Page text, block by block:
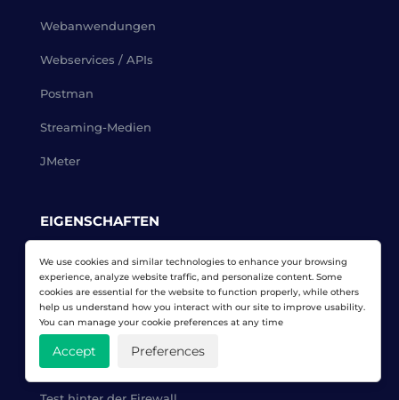
Webanwendungen
Webservices / APIs
Postman
Streaming-Medien
JMeter
EIGENSCHAFTEN
Lastkurven
Skripte erstellen
Leistungsberichte
Geo-verteiltes Netzwerk
We use cookies and similar technologies to enhance your browsing
experience, analyze website traffic, and personalize content. Some
cookies are essential for the website to function properly, while others
help us understand how you interact with our site to improve usability.
You can manage your cookie preferences at any time
Accept Preferences